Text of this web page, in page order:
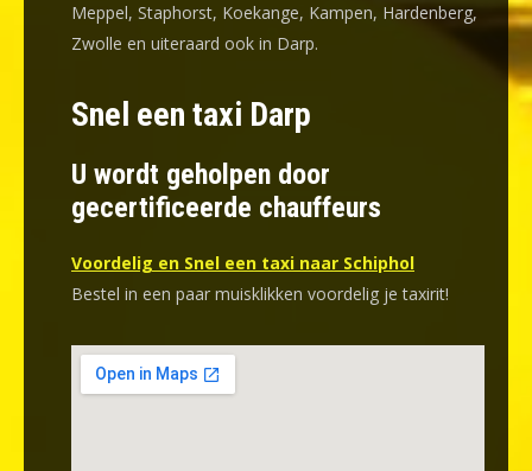
Meppel, Staphorst, Koekange, Kampen, Hardenberg,
Zwolle en uiteraard ook in Darp.
Snel een taxi Darp
U wordt geholpen door
gecertificeerde chauffeurs
Voordelig en Snel een taxi naar Schiphol
Bestel in een paar muisklikken voordelig je taxirit!